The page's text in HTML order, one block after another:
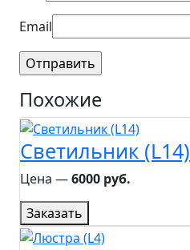
Email
Похожие
Светильник (L14)
Цена ―6000 руб.
Заказать